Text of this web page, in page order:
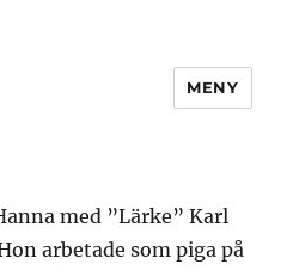
MENY
med ”Lärke” Karl
arbetade som piga på